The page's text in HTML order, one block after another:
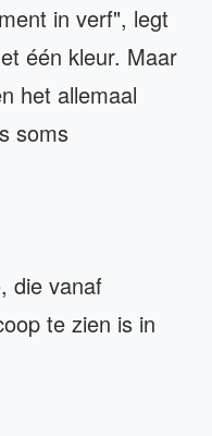
in verf", legt
één kleur. Maar
het allemaal
soms
die vanaf
te zien is in